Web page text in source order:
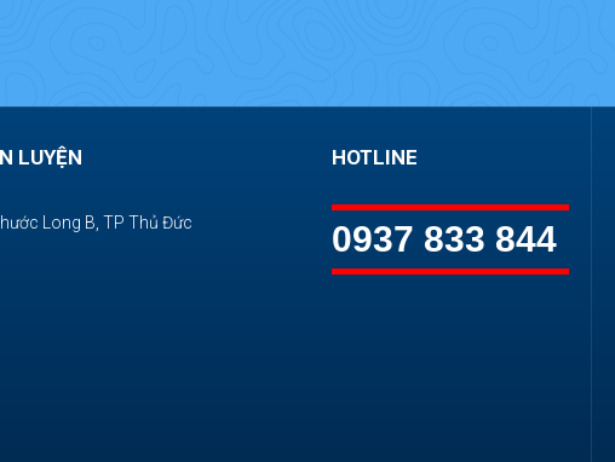
LUYỆN
Long B, TP Thủ Đức
HOTLINE
0937 833 844